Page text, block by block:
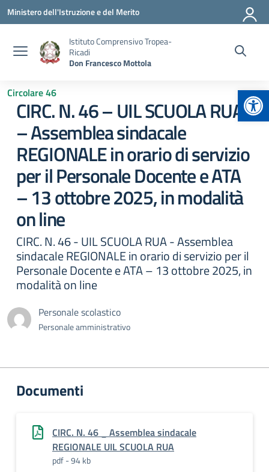
Vai ai contenuti
Vai al menu di navigazione
Vai al footer
Ministero dell'Istruzione e del Merito
Istituto Comprensivo Tropea-
Ricadi
Don Francesco Mottola
Circolare 46
CIRC. N. 46 – UIL SCUOLA RUA
– Assemblea sindacale
REGIONALE in orario di servizio
per il Personale Docente e ATA
– 13 ottobre 2025, in modalità
on line
CIRC. N. 46 - UIL SCUOLA RUA - Assemblea
sindacale REGIONALE in orario di servizio per il
Personale Docente e ATA – 13 ottobre 2025, in
modalità on line
Personale scolastico
Personale amministrativo
Documenti
CIRC. N. 46 _ Assemblea sindacale
REGIONALE UIL SCUOLA RUA
pdf - 94 kb